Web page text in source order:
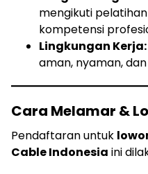
mengikuti
kompetensi
Lingkungan Kerja:
aman, nyaman,
Cara Melamar &
Pendaftaran untuk
Cable Indonesia ini